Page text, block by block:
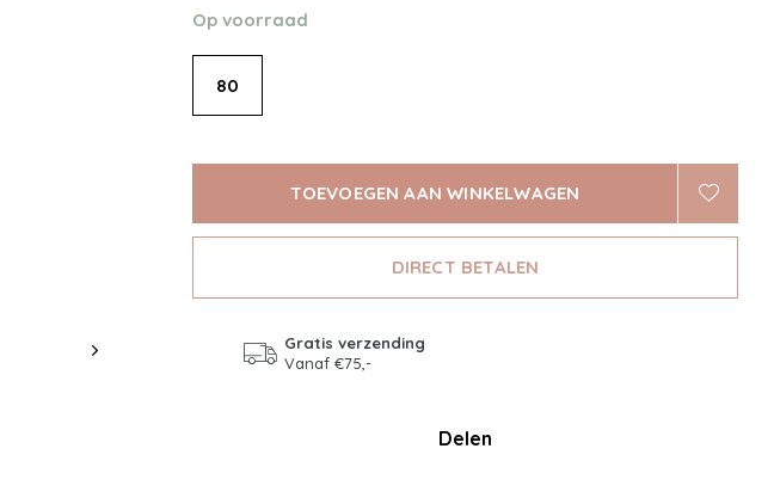
Op voorraad
80
TOEVOEGEN AAN WINKELWAGEN
DIRECT BETALEN
Gratis verzending
Vanaf €75,-
Delen